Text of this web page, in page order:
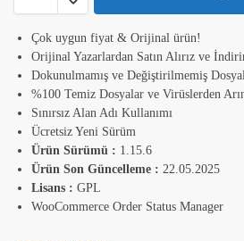
Çok uygun fiyat & Orijinal ürün!
Orijinal Yazarlardan Satın Alırız ve
Dokunulmamış ve Değiştirilmemiş
%100 Temiz Dosyalar ve Virüslerden
Sınırsız Alan Adı Kullanımı
Ücretsiz Yeni Sürüm
Ürün Sürümü : 1.15.6
Ürün Son Güncelleme : 22.05.2025
Lisans : GPL
WooCommerce Order Status Manager